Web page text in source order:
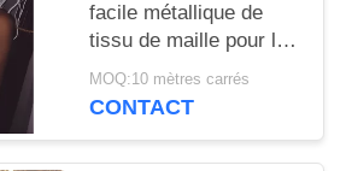
facile métallique de
tissu de maille pour la
robe de soirée/sacs
MOQ:10 mètres carrés
CONTACT